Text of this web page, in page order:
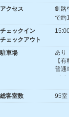
アクセス
釧路
で約
チェックイン
チェックアウト
駐車場
あり
【有
普通
バ
総客室数 95室